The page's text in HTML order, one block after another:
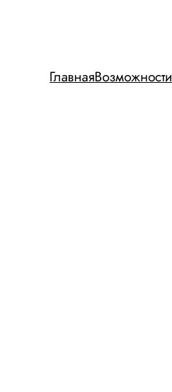
ГлавнаяВозможности